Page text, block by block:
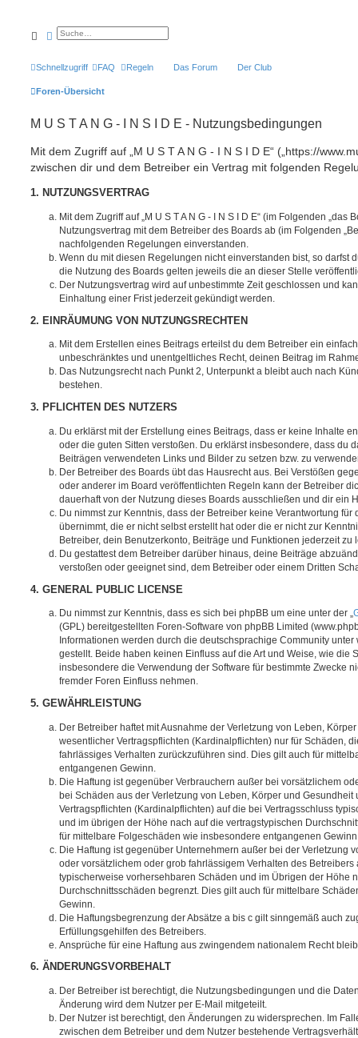
SucheErweiterte Suche
Schnellzugriff FAQ Regeln Das Forum Der Club
Foren-Übersicht
M U S T A N G - I N S I D E - Nutzungsbedingungen
Mit dem Zugriff auf „M U S T A N G - I N S I D E“ („https://
zwischen dir und dem Betreiber ein Vertrag mit folgenden
1. NUTZUNGSVERTRAG
Mit dem Zugriff auf „M U S T A N G - I N S I D E“ (im Folgenden „das
Nutzungsvertrag mit dem Betreiber des Boards ab (im Folgenden
nachfolgenden Regelungen einverstanden.
Wenn du mit diesen Regelungen nicht einverstanden bist, so darfst
die Nutzung des Boards gelten jeweils die an dieser Stelle
Der Nutzungsvertrag wird auf unbestimmte Zeit geschlossen und
Einhaltung einer Frist jederzeit gekündigt werden.
2. EINRÄUMUNG VON NUTZUNGSRECHTEN
Mit dem Erstellen eines Beitrags erteilst du dem Betreiber ein
unbeschränktes und unentgeltliches Recht, deinen Beitrag im
Das Nutzungsrecht nach Punkt 2, Unterpunkt a bleibt auch nach
bestehen.
3. PFLICHTEN DES NUTZERS
Du erklärst mit der Erstellung eines Beitrags, dass er keine Inhalte
oder die guten Sitten verstoßen. Du erklärst insbesondere, dass du
Beiträgen verwendeten Links und Bilder zu setzen bzw. zu
Der Betreiber des Boards übt das Hausrecht aus. Bei Verstößen
oder anderer im Board veröffentlichten Regeln kann der Betreiber
dauerhaft von der Nutzung dieses Boards ausschließen und dir ein
Du nimmst zur Kenntnis, dass der Betreiber keine Verantwortung für
übernimmt, die er nicht selbst erstellt hat oder die er nicht zur
Betreiber, dein Benutzerkonto, Beiträge und Funktionen jederzeit zu
Du gestattest dem Betreiber darüber hinaus, deine Beiträge
verstoßen oder geeignet sind, dem Betreiber oder einem Dritten
4. GENERAL PUBLIC LICENSE
Du nimmst zur Kenntnis, dass es sich bei phpBB um eine unter der „
(GPL) bereitgestellten Foren-Software von phpBB Limited
Informationen werden durch die deutschsprachige Community
gestellt. Beide haben keinen Einfluss auf die Art und Weise, wie die
insbesondere die Verwendung der Software für bestimmte Zwecke
fremder Foren Einfluss nehmen.
5. GEWÄHRLEISTUNG
Der Betreiber haftet mit Ausnahme der Verletzung von Leben,
wesentlicher Vertragspflichten (Kardinalpflichten) nur für Schäden,
fahrlässiges Verhalten zurückzuführen sind. Dies gilt auch für
entgangenen Gewinn.
Die Haftung ist gegenüber Verbrauchern außer bei vorsätzlichem
bei Schäden aus der Verletzung von Leben, Körper und
Vertragspflichten (Kardinalpflichten) auf die bei Vertragsschluss
und im übrigen der Höhe nach auf die vertragstypischen
für mittelbare Folgeschäden wie insbesondere entgangenen
Die Haftung ist gegenüber Unternehmern außer bei der Verletzung
oder vorsätzlichem oder grob fahrlässigem Verhalten des Betreibers
typischerweise vorhersehbaren Schäden und im Übrigen der Höhe
Durchschnittsschäden begrenzt. Dies gilt auch für mittelbare
Gewinn.
Die Haftungsbegrenzung der Absätze a bis c gilt sinngemäß auch
Erfüllungsgehilfen des Betreibers.
Ansprüche für eine Haftung aus zwingendem nationalem Recht
6. ÄNDERUNGSVORBEHALT
Der Betreiber ist berechtigt, die Nutzungsbedingungen und die
Änderung wird dem Nutzer per E-Mail mitgeteilt.
Der Nutzer ist berechtigt, den Änderungen zu widersprechen. Im
zwischen dem Betreiber und dem Nutzer bestehende